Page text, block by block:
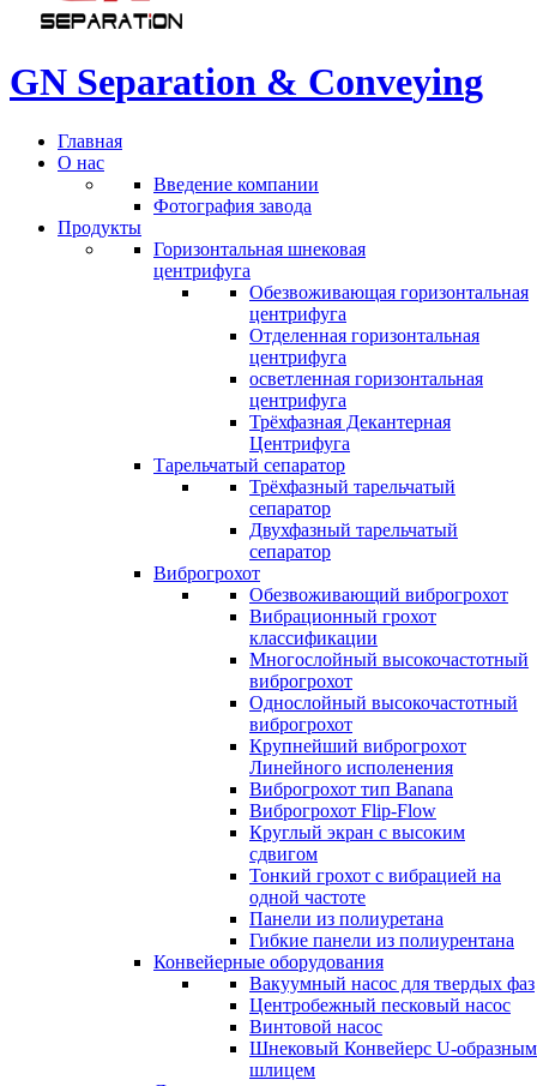
GN Separation & Conveying
Главная
О нас
Введение компании
Фотография завода
Продукты
Горизонтальная шнековая
центрифуга
Обезвоживающая горизонтальная
центрифуга
Отделенная горизонтальная
центрифуга
осветленная горизонтальная
центрифуга
Трёхфазная Декантерная
Центрифуга
Тарельчатый сепаратор
Трёхфазный тарельчатый
сепаратор
Двухфазный тарельчатый
сепаратор
Виброгрохот
Обезвоживающий виброгрохот
Вибрационный грохот
классификации
Многослойный высокочастотный
виброгрохот
Однослойный высокочастотный
виброгрохот
Крупнейший виброгрохот
Линейного исполенения
Виброгрохот тип Banana
Виброгрохот Flip-Flow
Круглый экран с высоким
сдвигом
Тонкий грохот с вибрацией на
одной частоте
Панели из полиуретана
Гибкие панели из полиурентана
Конвейерные оборудования
Вакуумный насос для твердых фаз
Центробежный песковый насос
Винтовой насос
Шнековый Конвейерс U-образным
шлицем